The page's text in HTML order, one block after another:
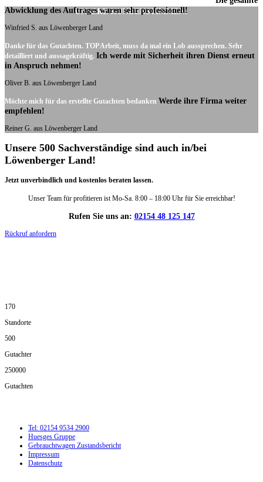
UNSERE KUNDENSTIMMEN:
Abwicklung des Auftrages waren sehr professionell!
Winfried S. aus Löwenberger Land
Danke für das Gutachten. TOP Arbeit, muss da mal ein Lob aussprechen. Sehr
detailliert und aussagekräftig. Ich werde mit Sicherheit ihren Dienst erneut
in Anspruch nehmen!
Oliver B. aus Löwenberger Land
Möchte mich für das erstellte Gutachten bedanken Werde ihre Firma weiter
empfehlen!
Reiner G. aus Löwenberger Land
Unsere 500 Sachverständige sind auch in/bei
Löwenberger Land!
Jetzt unverbindlich und kostenlos beraten lassen.
Unser Team für profitieren ist Mo-Sa. 8:00 – 18:00 Uhr für Sie erreichbar!
Rufen Sie uns an: 02154 48 125 147
Rückruf anfordern
170
Standorte
500
Gutachter
250000
Gutachten
Tel: 02154 9534 2900
Huesges Gruppe
Gebrauchtwagen Zustandsbericht
Impressum
Datenschutz